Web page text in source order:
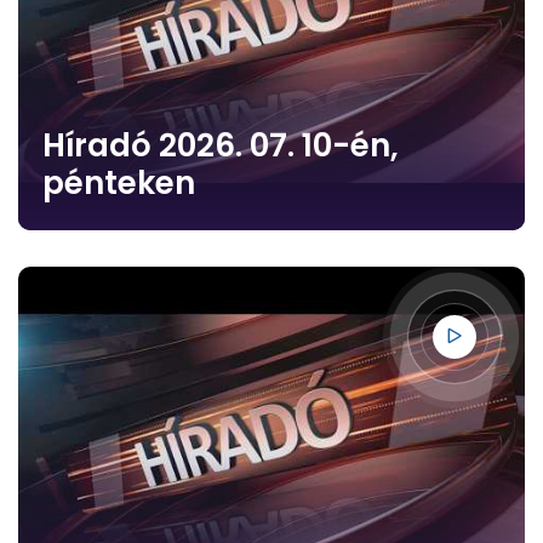
Híradó 2026. 07. 10-én,
pénteken